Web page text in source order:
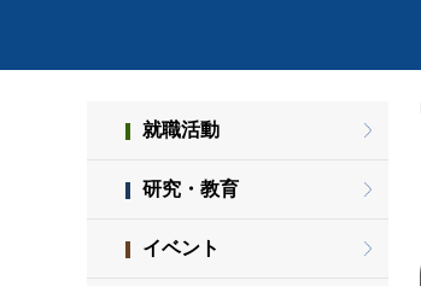
就職活動
研究・教育
イベント